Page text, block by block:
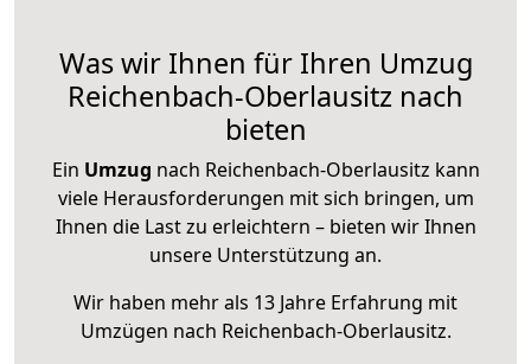
Was wir Ihnen für Ihren Umzug
Reichenbach-Oberlausitz nach
bieten
Ein Umzug nach Reichenbach-Oberlausitz kann
viele Herausforderungen mit sich bringen, um
Ihnen die Last zu erleichtern – bieten wir Ihnen
unsere Unterstützung an.
Wir haben mehr als 13 Jahre Erfahrung mit
Umzügen nach Reichenbach-Oberlausitz.